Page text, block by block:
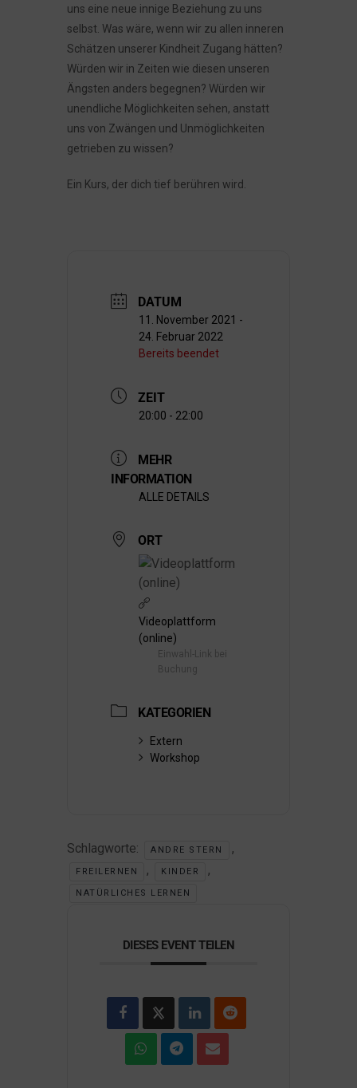
uns eine neue innige Beziehung zu uns
selbst. Was wäre, wenn wir zu allen inneren
Schätzen unserer Kindheit Zugang hätten?
Würden wir in Zeiten wie diesen unseren
Ängsten anders begegnen? Würden wir
unendliche Möglichkeiten sehen, anstatt
uns von Zwängen und Unmöglichkeiten
getrieben zu wissen?
Ein Kurs, der dich tief berühren wird.
DATUM
11. November 2021 -
24. Februar 2022
Bereits beendet
ZEIT
20:00 - 22:00
MEHR
INFORMATION
ALLE DETAILS
ORT
Videoplattform
(online)
Einwahl-Link bei
Buchung
KATEGORIEN
Extern
Workshop
Schlagworte: ANDRE STERN ,
FREILERNEN , KINDER ,
NATÜRLICHES LERNEN
DIESES EVENT TEILEN